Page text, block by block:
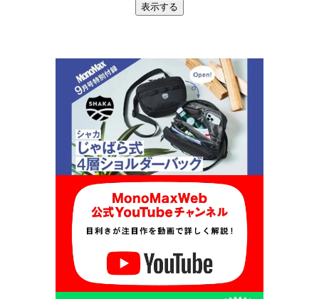
表示する